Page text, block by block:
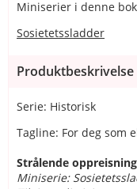
Miniserier i denne
Sosietetssladder
Produktbeskrivelse
Serie: Historisk
Tagline: For deg som
Strålende oppreisning
Miniserie: